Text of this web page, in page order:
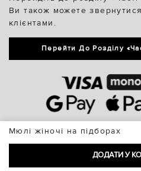
Мюлі жіночі на підборах
ДОДАТИ У
Ви також можете
клієнтами.
Перейти До Розділу